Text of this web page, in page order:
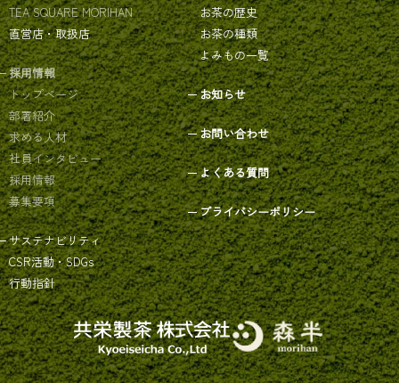
TEA SQUARE MORIHAN
直営店・取扱店
採用情報
トップページ
部署紹介
求める人材
社員インタビュー
採用情報
募集要項
サステナビリティ
CSR活動・SDGs
行動指針
お茶の歴史
お茶の種類
よみもの一覧
お知らせ
お問い合わせ
よくある質問
プライバシーポリシー